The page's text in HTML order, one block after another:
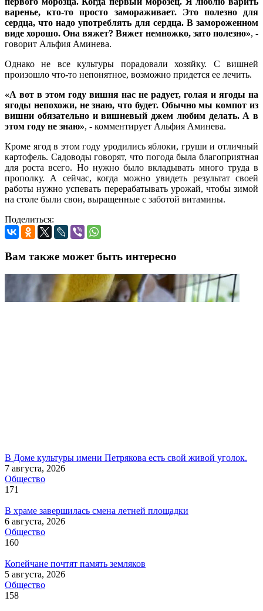
варенье, кто-то просто замораживает. Это полезно для
сердца, что надо употреблять для сердца. В замороженном
виде хорошо. Она вяжет? Вяжет немножко, зато полезно», -
говорит Альфия Аминева.
Однако не все культуры порадовали хозяйку. С вишней
произошло что-то непонятное, возможно придется ее лечить.
«А вот в этом году вишня нас не радует, голая и ягоды на
ягоды непохожи, не знаю, что будет. Обычно мы компот из
вишни обязательно и вишневый джем любим делать. А в
этом году не знаю», - комментирует Альфия Аминева.
Кроме ягод в этом году уродились яблоки, груши и отличный
картофель. Садоводы говорят, что погода была благоприятная
для роста всего. Но нужно было вкладывать много труда в
прополку. А сейчас, когда можно увидеть результат своей
работы нужно успевать перерабатывать урожай, чтобы зимой
на столе были свои, выращенные с заботой витамины.
Поделиться:
Вам также может быть интересно
В Доме культуры имени Петрякова есть свой живой уголок.
7 августа, 2026
Общество
171
В храме завершилась смена летней площадки
6 августа, 2026
Общество
160
Копейчане почтят память земляков
5 августа, 2026
Общество
158